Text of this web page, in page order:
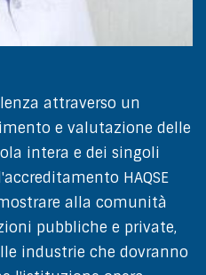
attraverso un
e valutazione delle
intera e dei singoli
HAQSE
alla comunità
pubbliche e private,
industrie che dovranno